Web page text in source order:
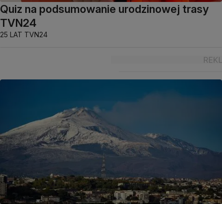
Quiz na podsumowanie urodzinowej trasy
TVN24
25 LAT TVN24